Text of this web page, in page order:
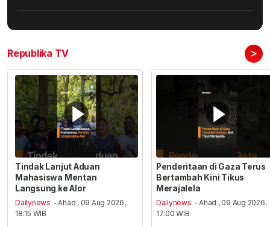
Republika TV >
Tindak Lanjut Aduan
Mahasiswa Mentan
Langsung ke Alor
Dailynews - Ahad , 09 Aug 2026,
18:15 WIB
Penderitaan di Gaza Terus
Bertambah Kini Tikus
Merajalela
Dailynews - Ahad , 09 Aug 2026,
17:00 WIB